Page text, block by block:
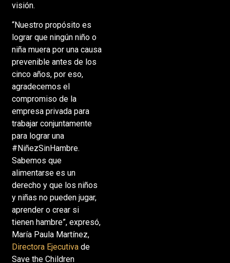
visión.
“Nuestro propósito es
lograr que ningún niño o
niña muera por una causa
prevenible antes de los
cinco años, por eso,
agradecemos el
compromiso de la
empresa privada para
trabajar conjuntamente
para lograr una
#NiñezSinHambre.
Sabemos que
alimentarse es un
derecho y que los niños
y niñas no pueden jugar,
aprender o crear si
tienen hambre”, expresó,
María Paula Martínez,
Directora Ejecutivade
Save the Children